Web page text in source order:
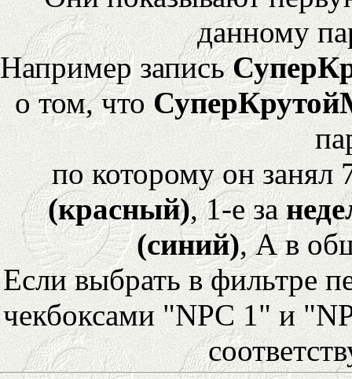
данному
Например запись
о том, что
по которому он
(красный), 1-е за
(синий), А в
Если выбрать в фильтре
чекбоксами "NPC 1" и